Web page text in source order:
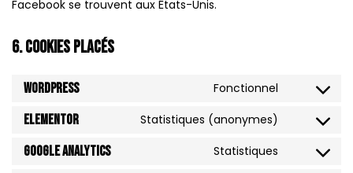
Facebook se trouvent aux États-Unis.
6. Cookies placés
WordPress Fonctionnel
Elementor Statistiques (anonymes)
Google Analytics Statistiques